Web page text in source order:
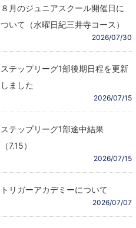
８月のジュニアスクール開催日に
ついて（水曜日紀三井寺コース）
2026/07/30
ステップリーグ1部後期日程を更新
しました
2026/07/15
ステップリーグ1部途中結果
（7.15）
2026/07/15
トリガーアカデミーについて
2026/07/07